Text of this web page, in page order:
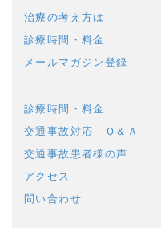
治療の考え方は
診療時間・料金
メールマガジン登録
診療時間・料金
交通事故対応 Ｑ＆Ａ
交通事故患者様の声
アクセス
問い合わせ